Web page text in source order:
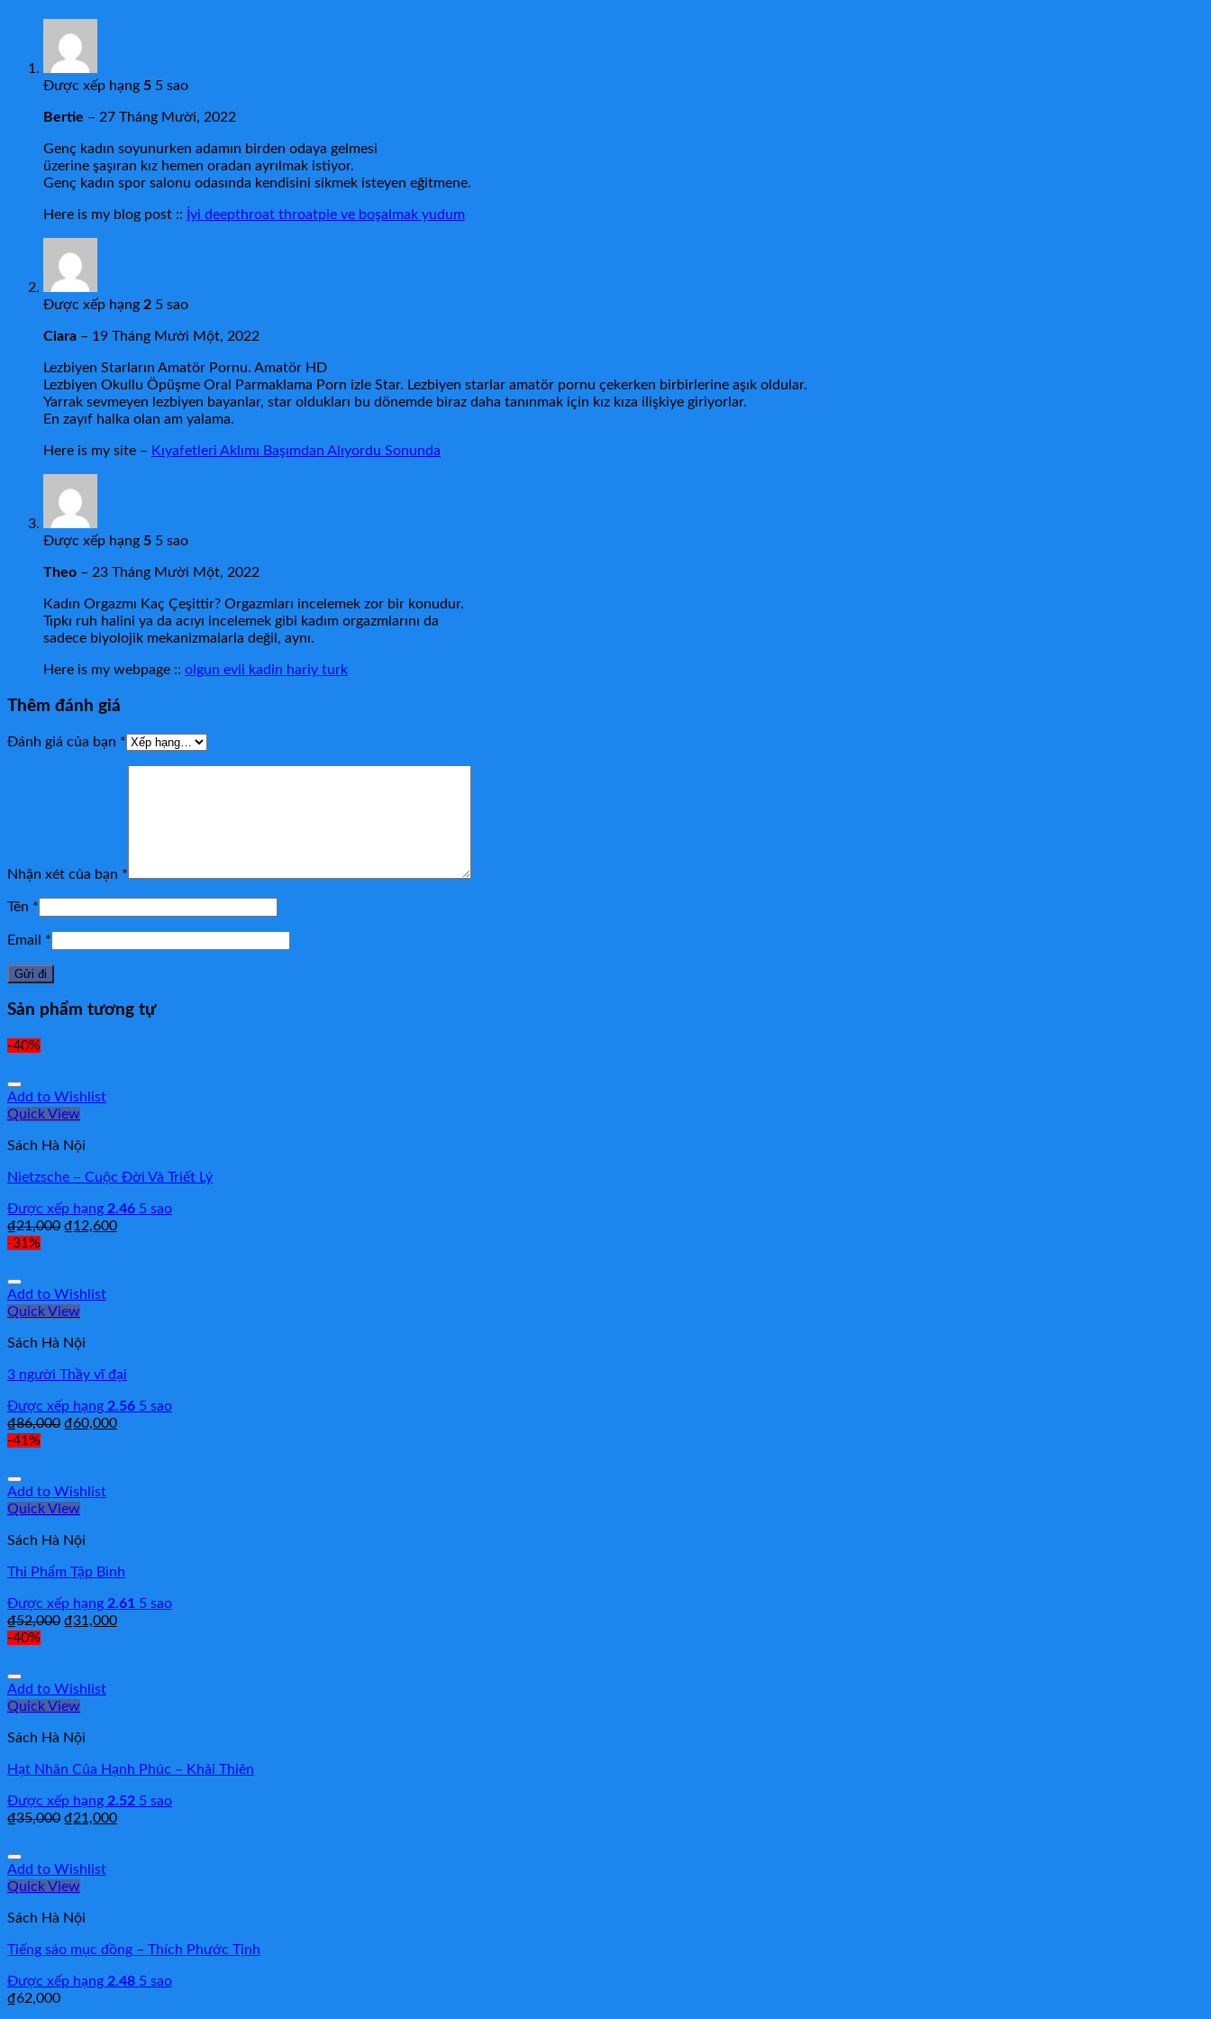
Được xếp hạng 5 5 sao
Bertie – 27 Tháng Mười, 2022
Genç kadın soyunurken adamın birden odaya gelmesi
üzerine şaşıran kız hemen oradan ayrılmak istiyor.
Genç kadın spor salonu odasında kendisini sikmek isteyen eğitmene.
Here is my blog post :: İyi deepthroat throatpie ve boşalmak yudum
Được xếp hạng 2 5 sao
Ciara – 19 Tháng Mười Một, 2022
Lezbiyen Starların Amatör Pornu. Amatör HD
Lezbiyen Okullu Öpüşme Oral Parmaklama Porn izle Star. Lezbiyen starlar amatör pornu çekerken birbirlerine aşık oldular.
Yarrak sevmeyen lezbiyen bayanlar, star oldukları bu dönemde biraz daha tanınmak için kız kıza ilişkiye giriyorlar.
En zayıf halka olan am yalama.
Here is my site – Kıyafetleri Aklımı Başımdan Alıyordu Sonunda
Được xếp hạng 5 5 sao
Theo – 23 Tháng Mười Một, 2022
Kadın Orgazmı Kaç Çeşittir? Orgazmları incelemek zor bir konudur.
Tıpkı ruh halini ya da acıyı incelemek gibi kadım orgazmlarını da
sadece biyolojik mekanizmalarla değil, aynı.
Here is my webpage :: olgun evli kadin hariy turk
Thêm đánh giá
Đánh giá của bạn *
Nhận xét của bạn *
Tên *
Email *
Sản phẩm tương tự
-40%
Add to Wishlist
Quick View
Sách Hà Nội
Nietzsche – Cuộc Đời Và Triết Lý
Được xếp hạng 2.46 5 sao
₫21,000 ₫12,600
-31%
Add to Wishlist
Quick View
Sách Hà Nội
3 người Thầy vĩ đại
Được xếp hạng 2.56 5 sao
₫86,000 ₫60,000
-41%
Add to Wishlist
Quick View
Sách Hà Nội
Thi Phẩm Tập Bình
Được xếp hạng 2.61 5 sao
₫52,000 ₫31,000
-40%
Add to Wishlist
Quick View
Sách Hà Nội
Hạt Nhân Của Hạnh Phúc – Khải Thiên
Được xếp hạng 2.52 5 sao
₫35,000 ₫21,000
Add to Wishlist
Quick View
Sách Hà Nội
Tiếng sáo mục đồng – Thích Phước Tịnh
Được xếp hạng 2.48 5 sao
₫62,000